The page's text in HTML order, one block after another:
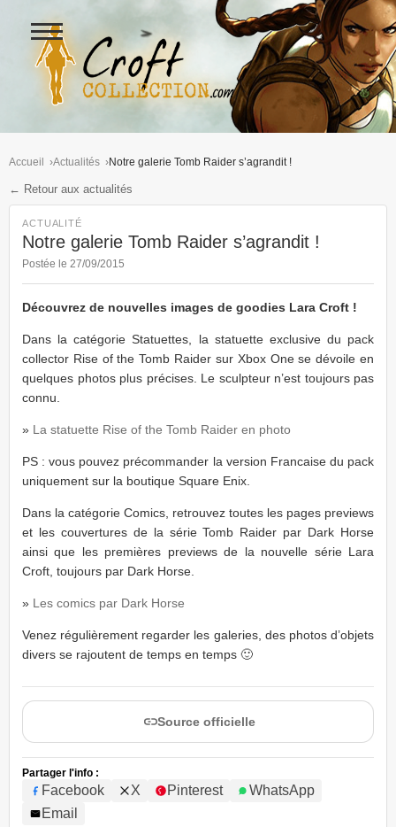
Figurines Lara Croft et
Ouvrir
le
menu
Accueil Actualités Notre galerie Tomb Raider s’agrandit !
← Retour aux actualités
ACTUALITÉ
Notre galerie Tomb Raider s’agrandit !
Postée le 27/09/2015
Découvrez de nouvelles images de goodies Lara Croft !
Dans la catégorie Statuettes, la statuette exclusive du pack
collector Rise of the Tomb Raider sur Xbox One se dévoile en
quelques photos plus précises. Le sculpteur n’est toujours pas
connu.
» La statuette Rise of the Tomb Raider en photo
PS : vous pouvez précommander la version Francaise du pack
uniquement sur la boutique Square Enix.
Dans la catégorie Comics, retrouvez toutes les pages previews
et les couvertures de la série Tomb Raider par Dark Horse
ainsi que les premières previews de la nouvelle série Lara
Croft, toujours par Dark Horse.
» Les comics par Dark Horse
Venez régulièrement regarder les galeries, des photos d’objets
divers se rajoutent de temps en temps 🙂
Source officielle
Partager l'info :
Facebook X Pinterest
WhatsApp
Email